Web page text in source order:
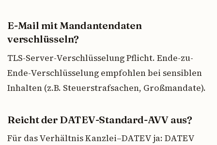
E-Mail mit Mandantendaten
verschlüsseln?
TLS-Server-Verschlüsselung Pflicht. Ende-zu-
Ende-Verschlüsselung empfohlen bei sensiblen
Inhalten (z.B. Steuerstrafsachen, Großmandate).
Reicht der DATEV-Standard-AVV aus?
Für das Verhältnis Kanzlei–DATEV ja: DATEV